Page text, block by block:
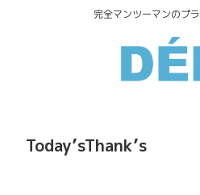
完全マンツーマンのプ
Today’sThank’s